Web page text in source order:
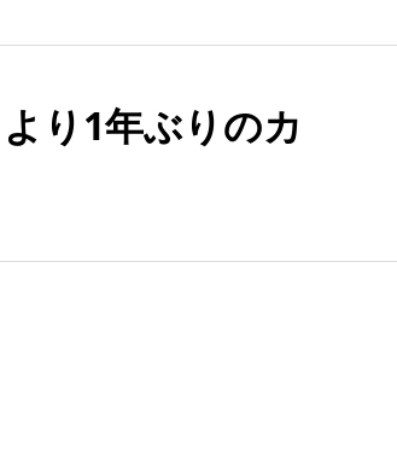
り1年ぶりのカ